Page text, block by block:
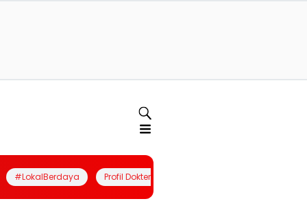
#LokalBerdaya Profil Dokter